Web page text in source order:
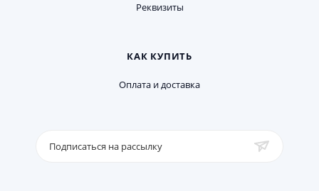
Реквизиты
КАК КУПИТЬ
Оплата и доставка
Подписаться на рассылку